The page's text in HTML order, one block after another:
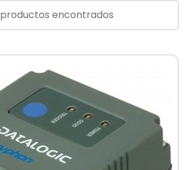
productos encontrados